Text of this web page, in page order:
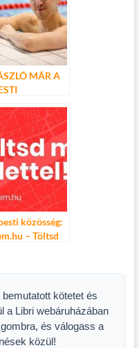
MÁR A
közösség:
– Töltsd
kötetet és
a Libri webáruházában
és válogass a
közül!